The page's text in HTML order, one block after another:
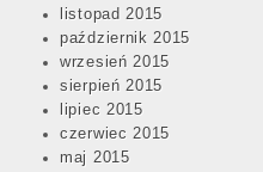
listopad 2015
październik 2015
wrzesień 2015
sierpień 2015
lipiec 2015
czerwiec 2015
maj 2015